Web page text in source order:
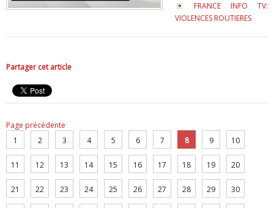
FRANCE INFO TV:
VIOLENCES ROUTIERES
Partager cet article
Page précédente
1
2 3 4 5 6 7 8 9 10
11 12 13 14 15 16 17 18 19 20
21 22 23 24 25 26 27 28 29 30